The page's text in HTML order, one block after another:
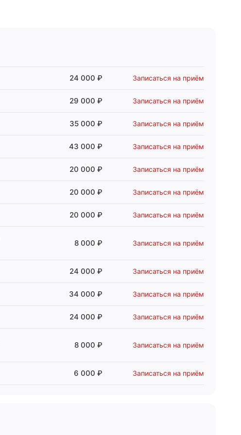
24 000 ₽ Записаться на приём
29 000 ₽ Записаться на приём
35 000 ₽ Записаться на приём
43 000 ₽ Записаться на приём
20 000 ₽ Записаться на приём
20 000 ₽ Записаться на приём
20 000 ₽ Записаться на приём
8 000 ₽ Записаться на приём
24 000 ₽ Записаться на приём
34 000 ₽ Записаться на приём
24 000 ₽ Записаться на приём
8 000 ₽ Записаться на приём
6 000 ₽ Записаться на приём